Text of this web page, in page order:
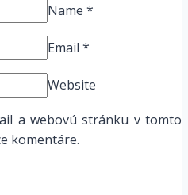
Name *
Email *
Website
a webovú stránku v tomto
komentáre.